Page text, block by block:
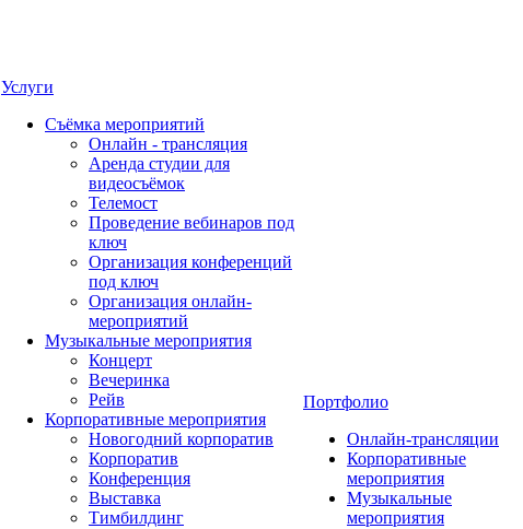
Услуги
Съёмка мероприятий
Онлайн - трансляция
Аренда студии для
видеосъёмок
Телемост
Проведение вебинаров под
ключ
Организация конференций
под ключ
Организация онлайн-
мероприятий
Музыкальные мероприятия
Концерт
Вечеринка
Рейв
Корпоративные мероприятия
Новогодний корпоратив
Корпоратив
Конференция
Выставка
Тимбилдинг
Портфолио
Онлайн-трансляции
Корпоративные
мероприятия
Музыкальные
мероприятия